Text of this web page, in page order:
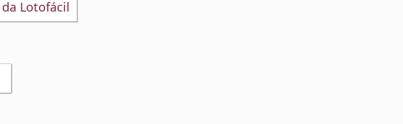
Lotofácil